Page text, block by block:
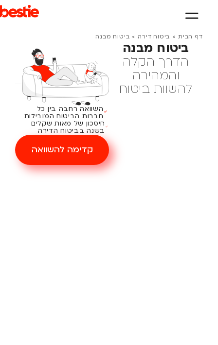
דף הבית > ביטוח דירה > ביטוח מבנה
ביטוח מבנה
הדרך הקלה
והמהירה
להשוות ביטוח
השוואה רחבה בין כל
חברות הביטוח המובילות
חיסכון של מאות שקלים
בשנה בביטוח הדירה
קדימה להשוואה